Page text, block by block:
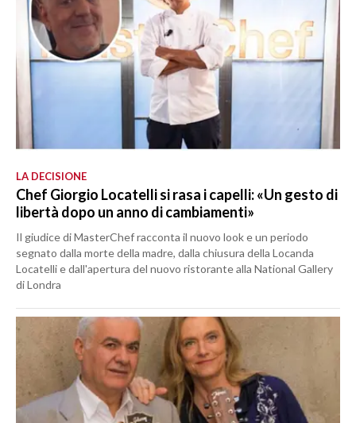
LA DECISIONE
Chef Giorgio Locatelli si rasa i capelli: «Un gesto di
libertà dopo un anno di cambiamenti»
Il giudice di MasterChef racconta il nuovo look e un periodo
segnato dalla morte della madre, dalla chiusura della Locanda
Locatelli e dall'apertura del nuovo ristorante alla National Gallery
di Londra